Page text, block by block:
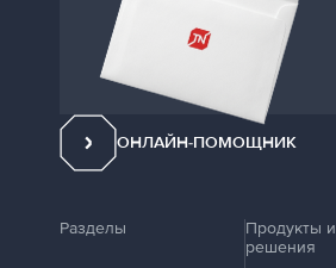
ОНЛАЙН-ПОМОЩНИК
Разделы
Продукты и
решения